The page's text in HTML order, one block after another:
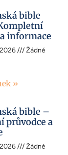
bible
informace
Žádné
»
bible –
průvodce a
Žádné